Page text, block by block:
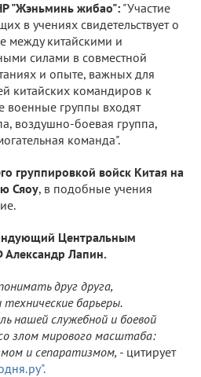
"Жэньминь жибао":"Участие
в учениях свидетельствует о
между китайскими и
силами в совместной
и опыте, важных для
китайских командиров к
военные группы входят
воздушно-боевая группа,
команда".
группировкой войск Китая на
Сяоу, в подобные учения
Центральным
Лапин.
друг друга,
барьеры.
нашей служебной и боевой
злом мирового масштаба:
и сепаратизмом, - цитирует